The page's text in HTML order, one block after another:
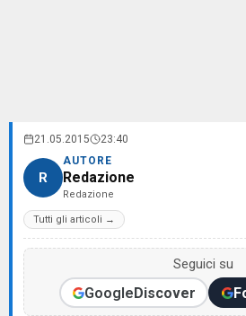
21.05.2015 23:40
R
AUTORE
Redazione
Redazione
Tutti gli articoli →
Seguici su
GoogleDiscover